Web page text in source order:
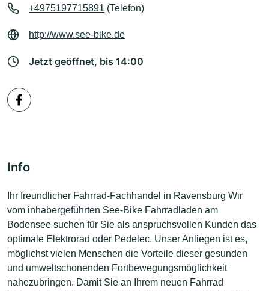
+4975197715891 (Telefon)
http://www.see-bike.de
Jetzt geöffnet, bis 14:00
Info
Ihr freundlicher Fahrrad-Fachhandel in Ravensburg Wir
vom inhabergeführten See-Bike Fahrradladen am
Bodensee suchen für Sie als anspruchsvollen Kunden das
optimale Elektrorad oder Pedelec. Unser Anliegen ist es,
möglichst vielen Menschen die Vorteile dieser gesunden
und umweltschonenden Fortbewegungsmöglichkeit
nahezubringen. Damit Sie an Ihrem neuen Fahrrad